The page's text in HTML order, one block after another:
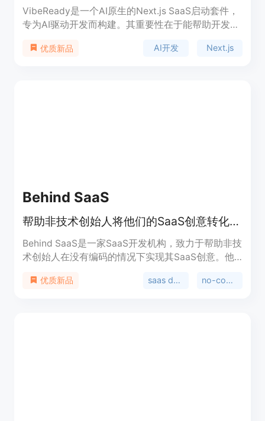
VibeReady是一个AI原生的Next.js SaaS启动套件，
专为AI驱动开发而构建。其重要性在于能帮助开发者
AI框架，使AI工具生成的代码在整个代码库中保持一
优质新品 AI开发 Next.js
Behind SaaS
帮助非技术创始人将他们的SaaS创意转化为市场产品。
Behind SaaS是一家SaaS开发机构，致力于帮助非技
术创始人在没有编码的情况下实现其SaaS创意。他
优质新品 saas development no-code saas